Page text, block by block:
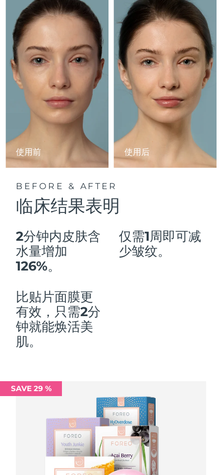
使用前 使用后
BEFORE & AFTER
临床结果表明
2分钟内皮肤含
水量增加
126%。
仅需1周即可减
少皱纹。
比贴片面膜更
有效，只需2分
钟就能焕活美
肌。
SAVE 29 %
ESPADA™ 设备
All acne treatment devices
眼部护理设备
All revitalizing eye massagers
KIWI™ 皮肤护理
Advanced pore care essentials
LUNA™ Dual-Peptide Scalp
Serum
For healthy hair
issa™ Teeth Whitening Gel
护肤品 男士
全部购买
FOREO APP
关于我们
马恩岛 预计送达日期 8/10/26
以色列 预计送达日期 8/12/26
意大利 预计送达日期8/8/26
日本 8/11/26
泽西岛 预计送达日期8/13/26
哈萨克斯坦 预计送达日期
科威特 预计送达日期 8/8/26
卢森堡 预计送达日期8/8/26
中国澳门特别行政区
马来西亚
马耳他
墨西哥
荷兰
预计送达日期
预计送达日期
预计送达日期